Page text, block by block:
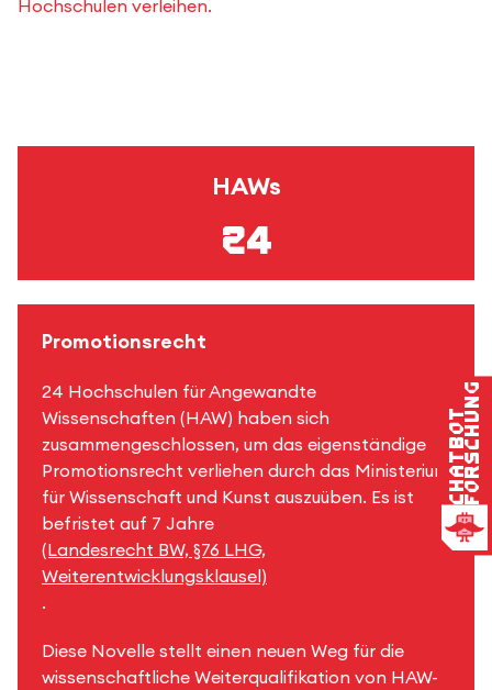
Hochschulen verleihen.
HAWs
24
Promotionsrecht
24 Hochschulen für Angewandte
Wissenschaften (HAW) haben sich
zusammengeschlossen, um das eigenständige
Promotionsrecht verliehen durch das Ministerium
für Wissenschaft und Kunst auszuüben. Es ist
befristet auf 7 Jahre
(Landesrecht BW, §76 LHG,
Weiterentwicklungsklausel)
.
Diese Novelle stellt einen neuen Weg für die
wissenschaftliche Weiterqualifikation von HAW-
ChatbotForschung